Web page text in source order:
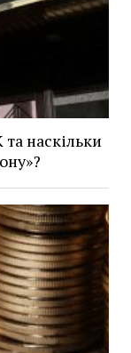
наскільки